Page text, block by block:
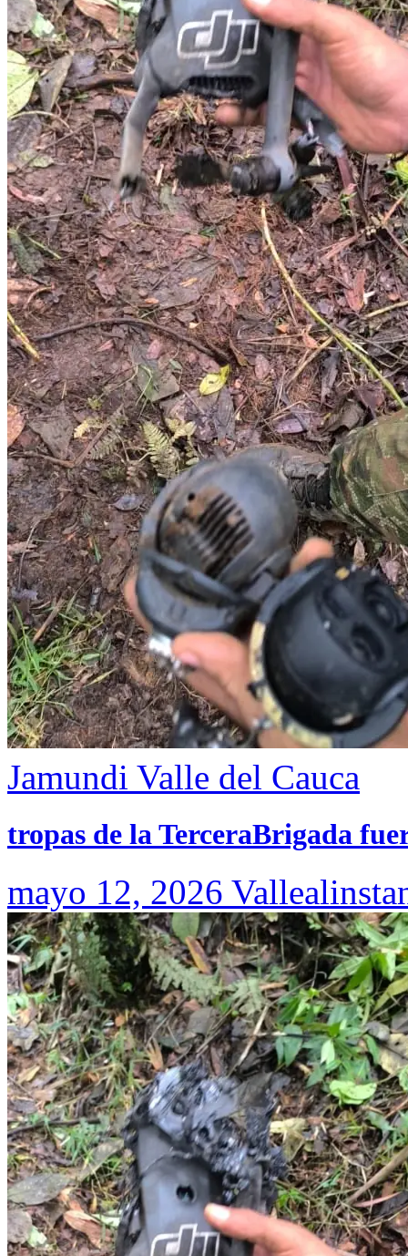
Jamundi Valle del Cauca
tropas de la TerceraBrigada
mayo 12, 2026